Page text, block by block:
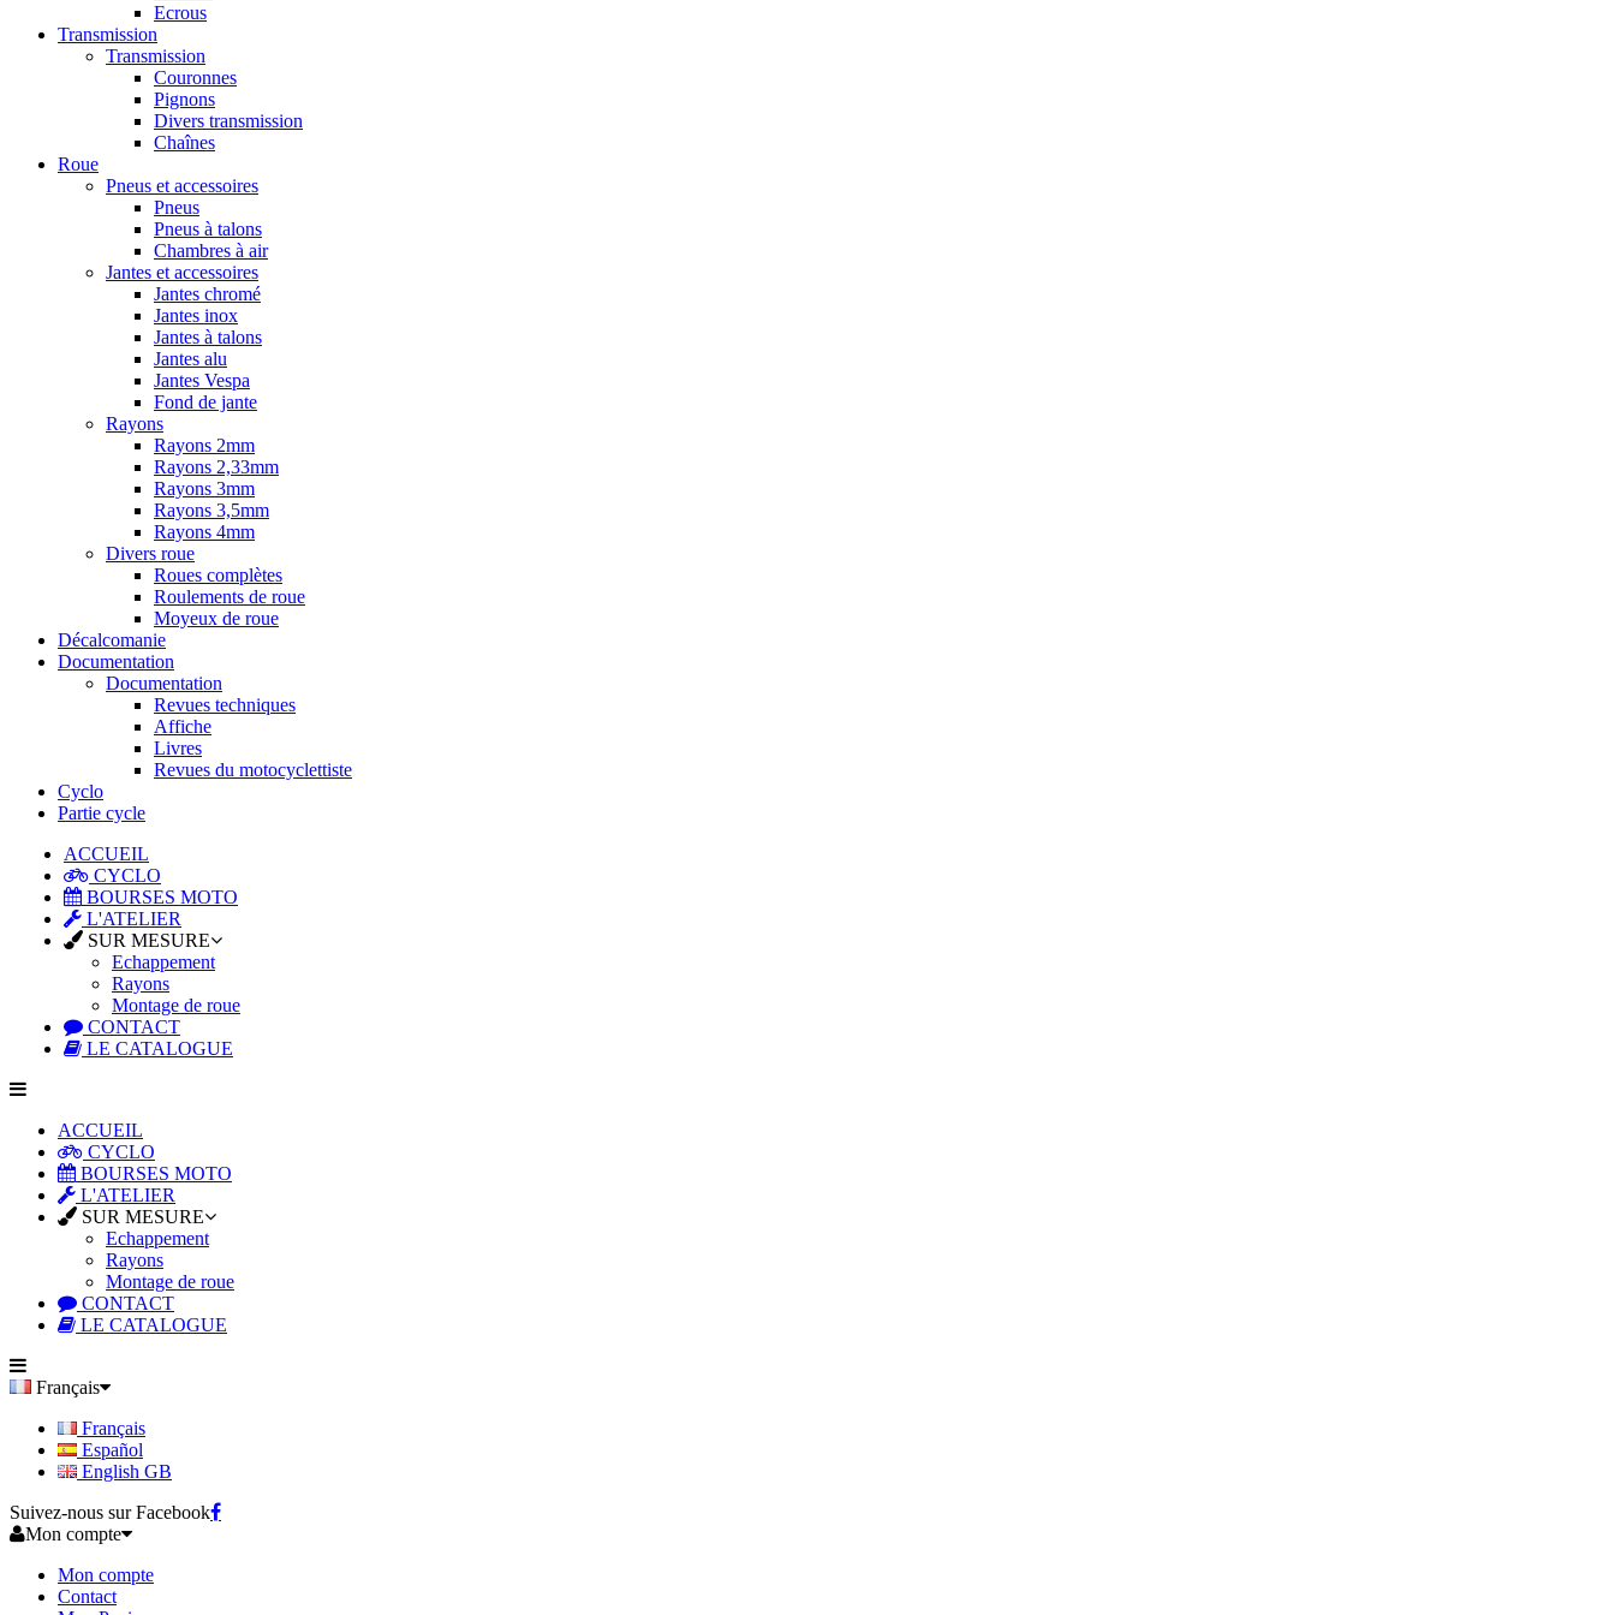
Ecrous
Transmission
Transmission
Couronnes
Pignons
Divers transmission
Chaînes
Roue
Pneus et accessoires
Pneus
Pneus à talons
Chambres à air
Jantes et accessoires
Jantes chromé
Jantes inox
Jantes à talons
Jantes alu
Jantes Vespa
Fond de jante
Rayons
Rayons 2mm
Rayons 2,33mm
Rayons 3mm
Rayons 3,5mm
Rayons 4mm
Divers roue
Roues complètes
Roulements de roue
Moyeux de roue
Décalcomanie
Documentation
Documentation
Revues techniques
Affiche
Livres
Revues du motocyclettiste
Cyclo
Partie cycle
ACCUEIL
CYCLO
BOURSES MOTO
L'ATELIER
SUR MESURE
Echappement
Rayons
Montage de roue
CONTACT
LE CATALOGUE
ACCUEIL
CYCLO
BOURSES MOTO
L'ATELIER
SUR MESURE
Echappement
Rayons
Montage de roue
CONTACT
LE CATALOGUE
Français
Français
Español
English GB
Suivez-nous sur Facebook
Mon compte
Mon compte
Contact